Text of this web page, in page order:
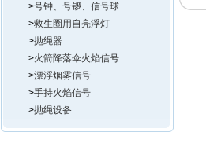
>号钟、号锣、信号球
>救生圈用自亮浮灯
>抛绳器
>火箭降落伞火焰信号
>漂浮烟雾信号
>手持火焰信号
>抛绳设备